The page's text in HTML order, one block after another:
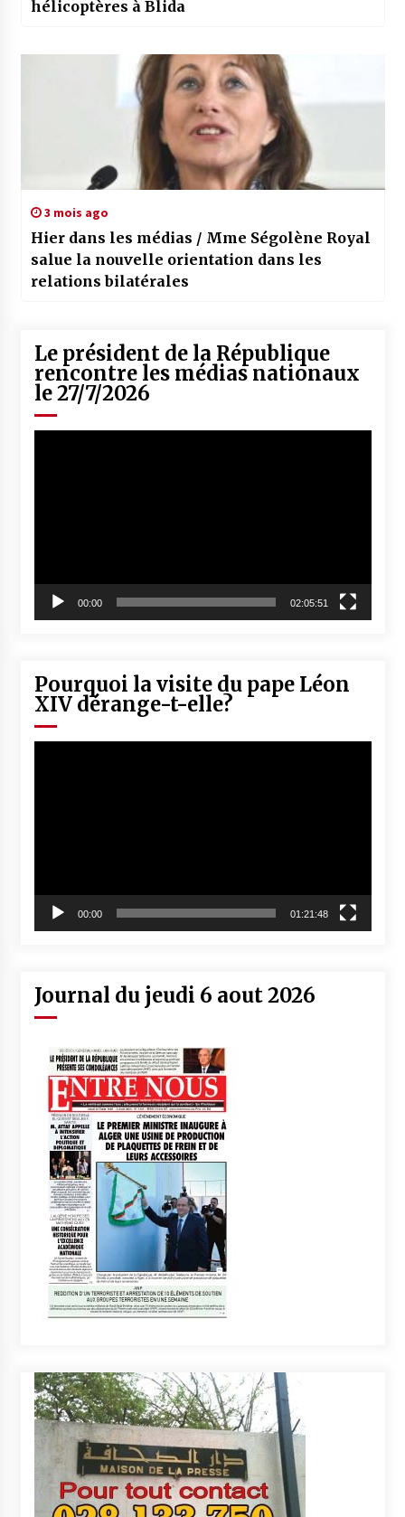
hélicoptères à Blida
3 mois ago
Hier dans les médias / Mme Ségolène Royal
salue la nouvelle orientation dans les
relations bilatérales
Le président de la République
rencontre les médias nationaux
le 27/7/2026
00:00 02:05:51
Pourquoi la visite du pape Léon
XIV dérange-t-elle?
00:00 01:21:48
Journal du jeudi 6 aout 2026